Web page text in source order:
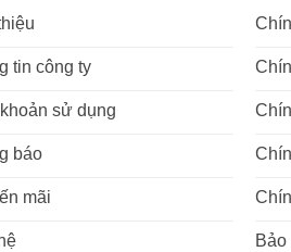
tin công ty
sử dụng
báo
mãi